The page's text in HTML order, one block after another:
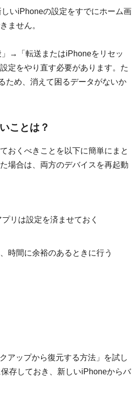
いiPhoneの設定をすでにホーム画
ません。
→「転送またはiPhoneをリセッ
定をやり直す必要があります。た
ため、消えて困るデータがないか
ことは？
おくべきことを以下に簡単にまと
場合は、両方のデバイスを再起動
リは設定を済ませておく
時間に余裕のあるときに行う
アップから復元する方法」を試し
存しておき、新しいiPhoneからバ